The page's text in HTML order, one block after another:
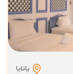
پاتایا